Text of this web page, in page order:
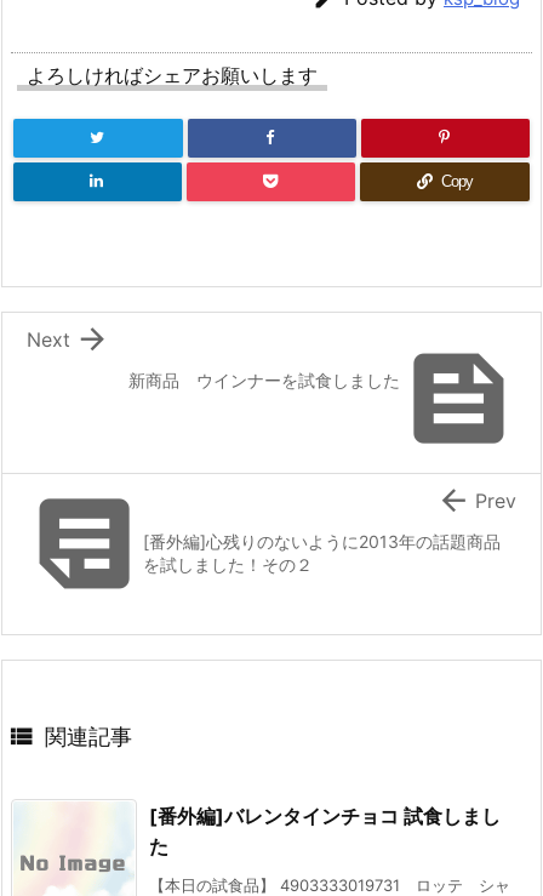
よろしければシェアお願いします
Copy

新商品 ウインナーを試食しました

Next
[番外編]心残りのないように2013年の話題商品
を試しました！その２
 Prev
 関連記事
[番外編]バレンタインチョコ 試食しまし
た
【本日の試食品】 4903333019731 ロッテ シャ